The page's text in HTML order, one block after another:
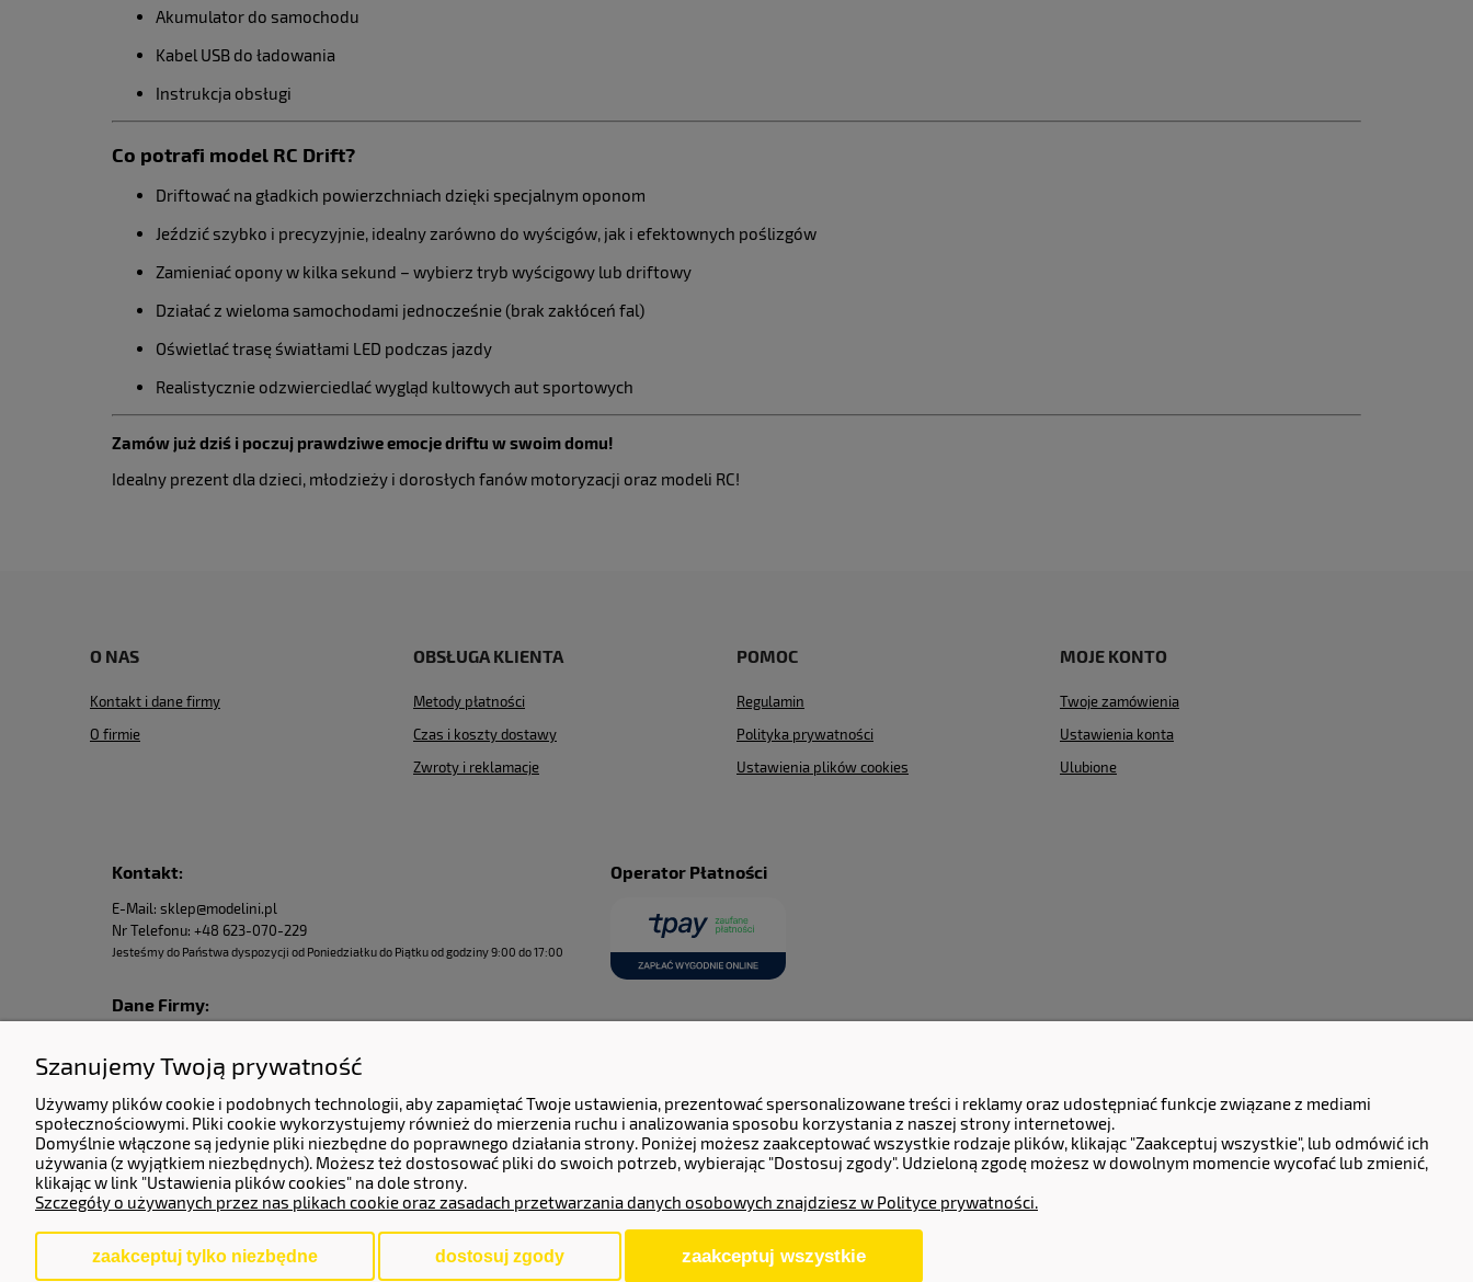
Akumulator do samochodu
Kabel USB do ładowania
Instrukcja obsługi
Co potrafi model RC Drift?
Driftować na gładkich powierzchniach dzięki specjalnym oponom
Jeździć szybko i precyzyjnie, idealny zarówno do wyścigów, jak i efektownych poślizgów
Zamieniać opony w kilka sekund – wybierz tryb wyścigowy lub driftowy
Działać z wieloma samochodami jednocześnie (brak zakłóceń fal)
Oświetlać trasę światłami LED podczas jazdy
Realistycznie odzwierciedlać wygląd kultowych aut sportowych
Zamów już dziś i poczuj prawdziwe emocje driftu w swoim domu!
Idealny prezent dla dzieci, młodzieży i dorosłych fanów motoryzacji oraz modeli RC!
O NAS
Kontakt i dane firmy
O firmie
OBSŁUGA KLIENTA
Metody płatności
Czas i koszty dostawy
Zwroty i reklamacje
POMOC
Regulamin
Polityka prywatności
Ustawienia plików cookies
MOJE KONTO
Twoje zamówienia
Ustawienia konta
Ulubione
Kontakt:
E-Mail: sklep@modelini.pl
Nr Telefonu: +48 623-070-229
Jesteśmy do Państwa dyspozycji od Poniedziałku do Piątku od godziny 9:00 do 17:00
Dane Firmy:
13 High Birch Court 79 Park Road,
New Barnet, Barnet, England, EN4 9QG
Company number 14133071.
Adres do zwrotów i reklamacji:
Częstochowska 77, 62-800 Kalisz.
Operator Płatności
Szanujemy Twoją prywatność
Używamy plików cookie i podobnych technologii, aby zapamiętać Twoje ustawienia, prezentować spersonalizowane treści i reklamy oraz udostępniać funkcje związane z mediami
społecznościowymi. Pliki cookie wykorzystujemy również do mierzenia ruchu i analizowania sposobu korzystania z naszej strony internetowej.
Domyślnie włączone są jedynie pliki niezbędne do poprawnego działania strony. Poniżej możesz zaakceptować wszystkie rodzaje plików, klikając "Zaakceptuj wszystkie", lub odmówić ich
używania (z wyjątkiem niezbędnych). Możesz też dostosować pliki do swoich potrzeb, wybierając "Dostosuj zgody". Udzieloną zgodę możesz w dowolnym momencie wycofać lub zmienić,
klikając w link "Ustawienia plików cookies" na dole strony.
Szczegóły o używanych przez nas plikach cookie oraz zasadach przetwarzania danych osobowych znajdziesz w Polityce prywatności.
zaakceptuj tylko niezbędne dostosuj zgody zaakceptuj wszystkie